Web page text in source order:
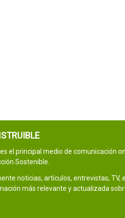
es el principal medio de comunicación
Sostenible.
noticias, artículos, entrevistas, TV,
más relevante y actualizada